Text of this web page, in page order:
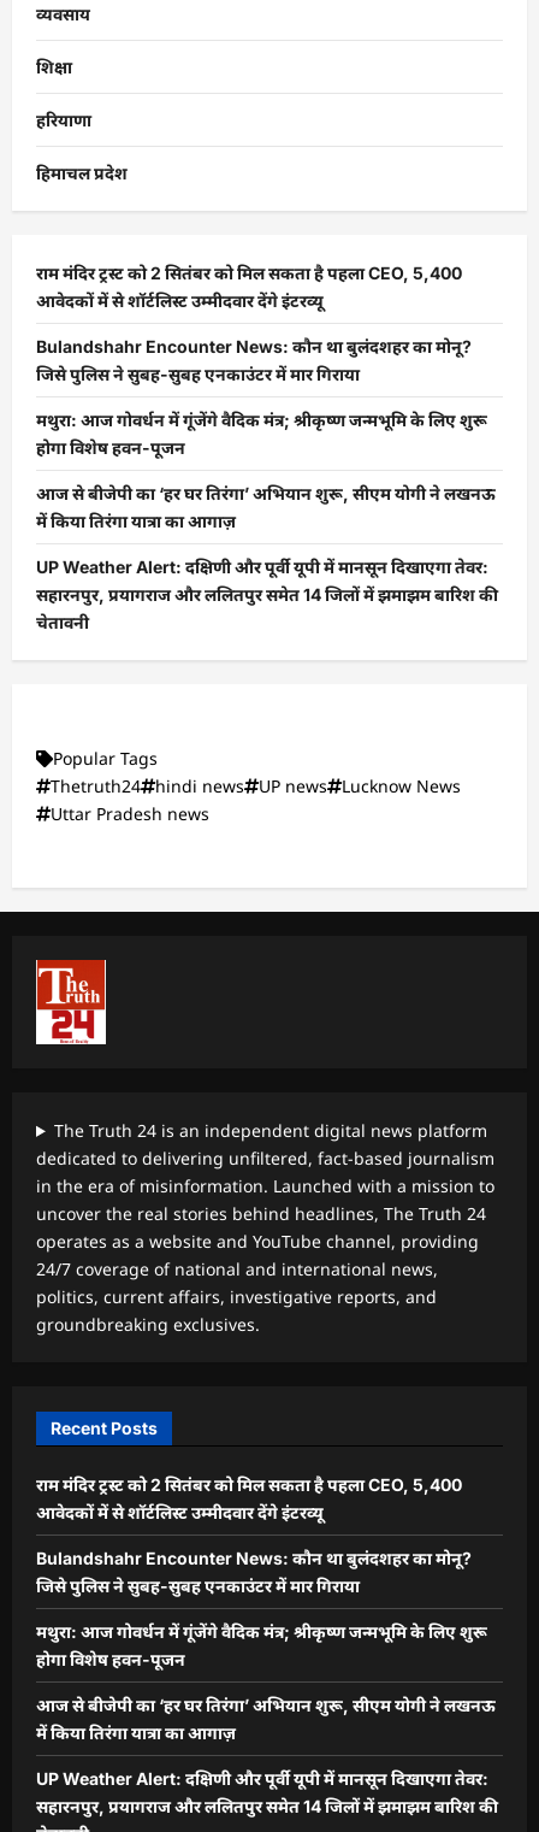
व्यवसाय
शिक्षा
हरियाणा
हिमाचल प्रदेश
राम मंदिर ट्रस्ट को 2 सितंबर को मिल सकता है पहला CEO, 5,400
आवेदकों में से शॉर्टलिस्ट उम्मीदवार देंगे इंटरव्यू
Bulandshahr Encounter News: कौन था बुलंदशहर का मोनू?
जिसे पुलिस ने सुबह-सुबह एनकाउंटर में मार गिराया
मथुरा: आज गोवर्धन में गूंजेंगे वैदिक मंत्र; श्रीकृष्ण जन्मभूमि के लिए शुरू
होगा विशेष हवन-पूजन
आज से बीजेपी का ‘हर घर तिरंगा’ अभियान शुरू, सीएम योगी ने लखनऊ
में किया तिरंगा यात्रा का आगाज़
UP Weather Alert: दक्षिणी और पूर्वी यूपी में मानसून दिखाएगा तेवर:
सहारनपुर, प्रयागराज और ललितपुर समेत 14 जिलों में झमाझम बारिश की
चेतावनी
Popular Tags
Thetruth24
hindi news UP news
Lucknow News
Uttar Pradesh news
The Truth 24 is an independent digital news platform
dedicated to delivering unfiltered, fact-based journalism
in the era of misinformation. Launched with a mission to
uncover the real stories behind headlines, The Truth 24
operates as a website and YouTube channel, providing
24/7 coverage of national and international news,
politics, current affairs, investigative reports, and
groundbreaking exclusives.
Recent Posts
राम मंदिर ट्रस्ट को 2 सितंबर को मिल सकता है पहला CEO, 5,400
आवेदकों में से शॉर्टलिस्ट उम्मीदवार देंगे इंटरव्यू
Bulandshahr Encounter News: कौन था बुलंदशहर का मोनू?
जिसे पुलिस ने सुबह-सुबह एनकाउंटर में मार गिराया
मथुरा: आज गोवर्धन में गूंजेंगे वैदिक मंत्र; श्रीकृष्ण जन्मभूमि के लिए शुरू
होगा विशेष हवन-पूजन
आज से बीजेपी का ‘हर घर तिरंगा’ अभियान शुरू, सीएम योगी ने लखनऊ
में किया तिरंगा यात्रा का आगाज़
UP Weather Alert: दक्षिणी और पूर्वी यूपी में मानसून दिखाएगा तेवर:
सहारनपुर, प्रयागराज और ललितपुर समेत 14 जिलों में झमाझम बारिश की